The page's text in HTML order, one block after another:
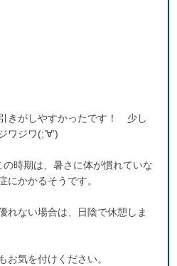
きがしやすかったです！ 少し
ワジワ(;’∀’)
時期は、暑さに体が慣れていな
にかかるそうです。
れない場合は、日陰で休憩しま
お気を付けください。